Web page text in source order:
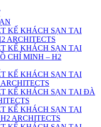
KẾ KHÁCH SẠN TẠI
ARCHITECTS
KẾ KHÁCH SẠN TẠI
CHÍ MINH – H2
KẾ KHÁCH SẠN TẠI
KẾ KHÁCH SẠN TẠI ĐÀ
KẾ KHÁCH SẠN TẠI
ARCHITECTS